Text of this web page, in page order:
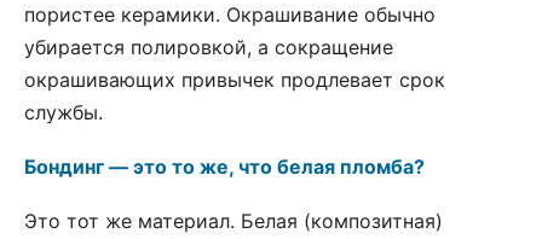
пористее керамики. Окрашивание обычно
убирается полировкой, а сокращение
окрашивающих привычек продлевает срок
службы.
Бондинг — это то же, что белая пломба?
Это тот же материал. Белая (композитная)